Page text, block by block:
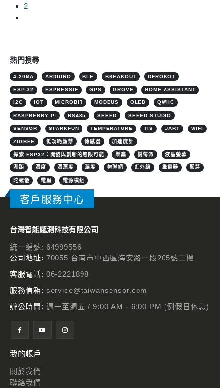
2
熱門搜尋
4-20MA ARDUINO BLE BREAKOUT DFROBOT
ESP-32 ESPRESSIF GPS GROVE HOME ASSISTANT
I2C IOT MICROBIT MODBUS OLED QWIIC
RASPBERRY PI RS485 SEEED SEEED STUDIO
SENSOR SPARKFUN TEMPERATURE TIS UART WIFI
ZIGBEE 低功耗藍芽 傳感器 加速度計
探索 ESP32：開發與創新的無限可能 樂鑫 樹莓派 液晶螢幕
測距 溫度 溫溼度 濕度 物聯網 紅外線 繼電器 藍芽
陀螺儀 電壓 電源模組
客戶服務中心
台灣智能感測科技有限公司
統一編號: 64999556
公司地址: 70055 台南市中西區海安路一段205號二樓
客服電話: 06-2221898
服務信箱: service@taiwansensor.com
辦公時間: 週一至週五 / 9:00 AM - 6:00 PM (例假日休息)
我的帳戶
關於我們
聯絡我們